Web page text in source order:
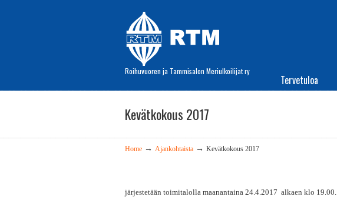
Roihuvuoren ja Tammisalon Meriulkoilijat ry
Tervetuloa
Kevätkokous 2017
Home → Ajankohtaista → Kevätkokous 2017
järjestetään toimitalolla maanantaina 24.4.2017 alkaen klo 19.00.